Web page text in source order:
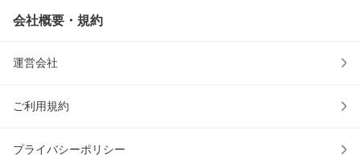
会社概要・規約
運営会社
ご利用規約
プライバシーポリシー